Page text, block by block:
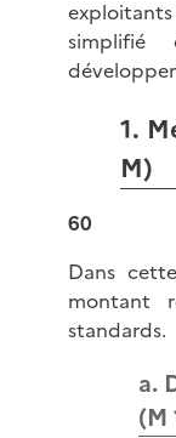
1.
M)
60
Dans
montant
standards.
a.
(M